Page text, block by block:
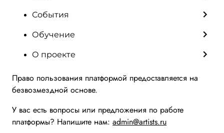
События
Обучение
О проекте
Право пользования платформой предоставляется на
безвозмездной основе.
У вас есть вопросы или предложения по работе
платформы? Напишите нам: admin@artists.ru